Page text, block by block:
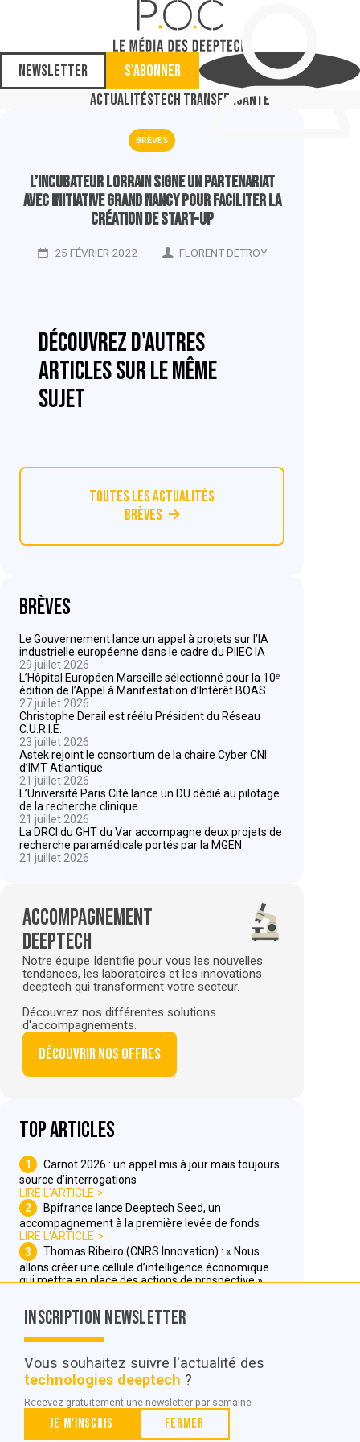
Newsletter
S'abonner
ActualitésTech TransferSanté
BRÈVES
L’Incubateur Lorrain signe un partenariat
avec Initiative Grand Nancy pour faciliter la
création de start-up
25 FÉVRIER 2022 FLORENT DETROY
Découvrez d'autres
articles sur le même
sujet
Toutes les actualités
Brèves
Brèves
Le Gouvernement lance un appel à projets sur l’IA
industrielle européenne dans le cadre du PIIEC IA
29 juillet 2026
L’Hôpital Européen Marseille sélectionné pour la 10ᵉ
édition de l’Appel à Manifestation d’Intérêt BOAS
27 juillet 2026
Christophe Derail est réélu Président du Réseau
C.U.R.I.E.
23 juillet 2026
Astek rejoint le consortium de la chaire Cyber CNI
d’IMT Atlantique
21 juillet 2026
L’Université Paris Cité lance un DU dédié au pilotage
de la recherche clinique
21 juillet 2026
La DRCI du GHT du Var accompagne deux projets de
recherche paramédicale portés par la MGEN
21 juillet 2026
Accompagnement
deeptech
Notre équipe Identifie pour vous les nouvelles
tendances, les laboratoires et les innovations
deeptech qui transforment votre secteur.
Découvrez nos différentes solutions
d'accompagnements.
Découvrir nos offres
Top articles
1
Carnot 2026 : un appel mis à jour mais toujours
source d’interrogations
LIRE L'ARTICLE
2
Bpifrance lance Deeptech Seed, un
accompagnement à la première levée de fonds
LIRE L'ARTICLE
3
Thomas Ribeiro (CNRS Innovation) : « Nous
allons créer une cellule d’intelligence économique
qui mettra en place des actions de prospective »
© POC Media 2026
Tous droits réservés.
Qui sommes nous ?
Inscription Newsletter
Vous souhaitez suivre l'actualité des
technologies deeptech ?
Recevez gratuitement une newsletter par semaine
Je m'inscris Fermer